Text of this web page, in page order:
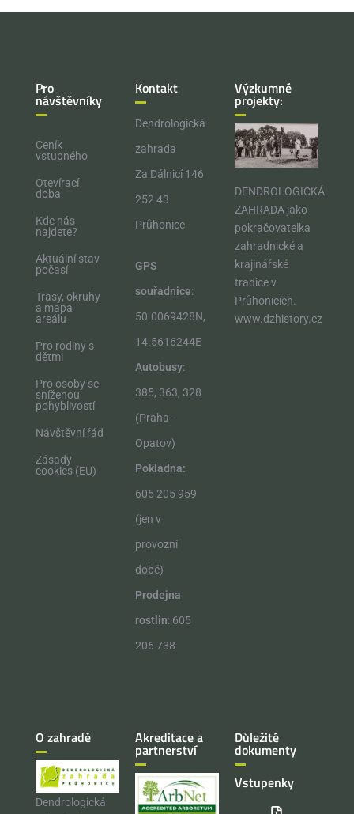
Pro
návštěvníky
Ceník
vstupného
Otevírací
doba
Kde nás
najdete?
Aktuální stav
počasí
Trasy, okruhy
a mapa
areálu
Pro rodiny s
dětmi
Pro osoby se
sníženou
pohyblivostí
Návštěvní řád
Zásady
cookies (EU)
Kontakt
Dendrologická
zahrada
Za Dálnicí 146
252 43
Průhonice
GPS
souřadnice:
50.0069428N,
14.5616244E
Autobusy:
385, 363, 328
(Praha-
Opatov)
Pokladna:
605 205 959
(jen v
provozní
době)
Prodejna
rostlin: 605
206 738
Výzkumné
projekty:
DENDROLOGICKÁ
ZAHRADA jako
pokračovatelka
zahradnické a
krajinářské
tradice v
Průhonicích.​
www.dzhistory.cz
O zahradě
Dendrologická
Akreditace a
partnerství
Důležité
dokumenty
Vstupenky